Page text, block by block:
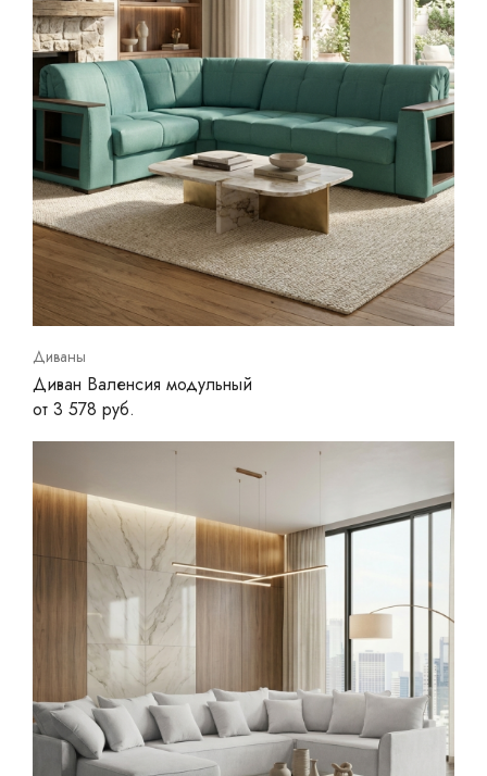
Диваны
Диван Валенсия модульный
от 3 578 руб.